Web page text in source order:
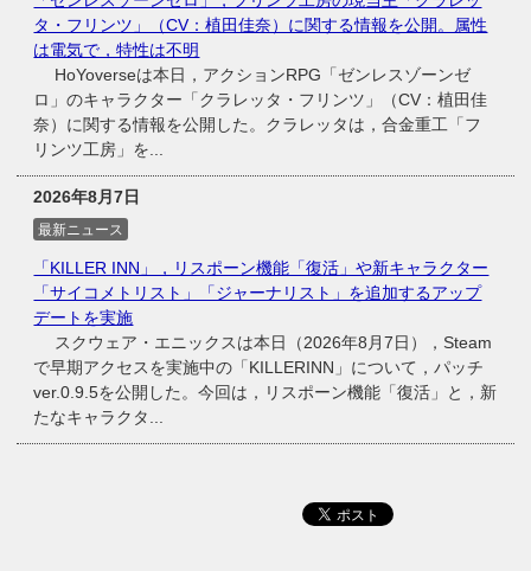
タ・フリンツ」（CV：植田佳奈）に関する情報を公開。属性
は電気で，特性は不明
HoYoverseは本日，アクションRPG「ゼンレスゾーンゼ
ロ」のキャラクター「クラレッタ・フリンツ」（CV：植田佳
奈）に関する情報を公開した。クラレッタは，合金重工「フ
リンツ工房」を...
2026年8月7日
最新ニュース
「KILLER INN」，リスポーン機能「復活」や新キャラクター
「サイコメトリスト」「ジャーナリスト」を追加するアップ
デートを実施
スクウェア・エニックスは本日（2026年8月7日），Steam
で早期アクセスを実施中の「KILLERINN」について，パッチ
ver.0.9.5を公開した。今回は，リスポーン機能「復活」と，新
たなキャラクタ...